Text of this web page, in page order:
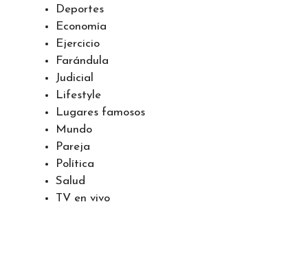
Deportes
Economía
Ejercicio
Farándula
Judicial
Lifestyle
Lugares famosos
Mundo
Pareja
Política
Salud
TV en vivo